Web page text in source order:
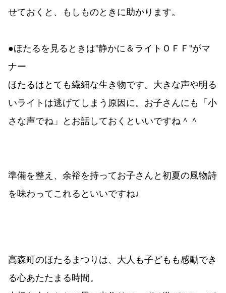
せておくと、もしものときに助かります。
●ほたるを見るときは”静かに＆ライトＯＦＦ”がマ
ナー
ほたるはとても繊細な生き物です。大きな声や明る
いライトは逃げてしまう原因に。お子さんにも「小
さな声でね」とお話しておくといいですね＾＾
準備を整え、余裕を持ってお子さんと初夏の風物詩
を味わってこれるといいですね♩
高森町のほたるまつりは、大人も子どもも感動でき
る心あたたまる時間。